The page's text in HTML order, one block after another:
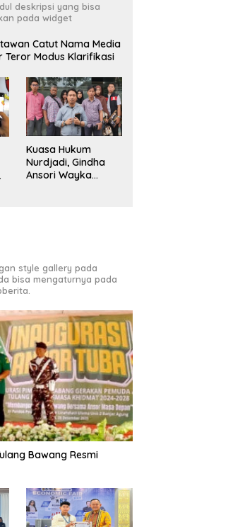
deskripsi yang bisa
pada widget
Catut Nama Media
Teror Modus Klarifikasi
Kuasa Hukum
Nurdjadi, Gindha
Ansori Wayka
style gallery pada
bisa mengaturnya pada
Bawang Resmi